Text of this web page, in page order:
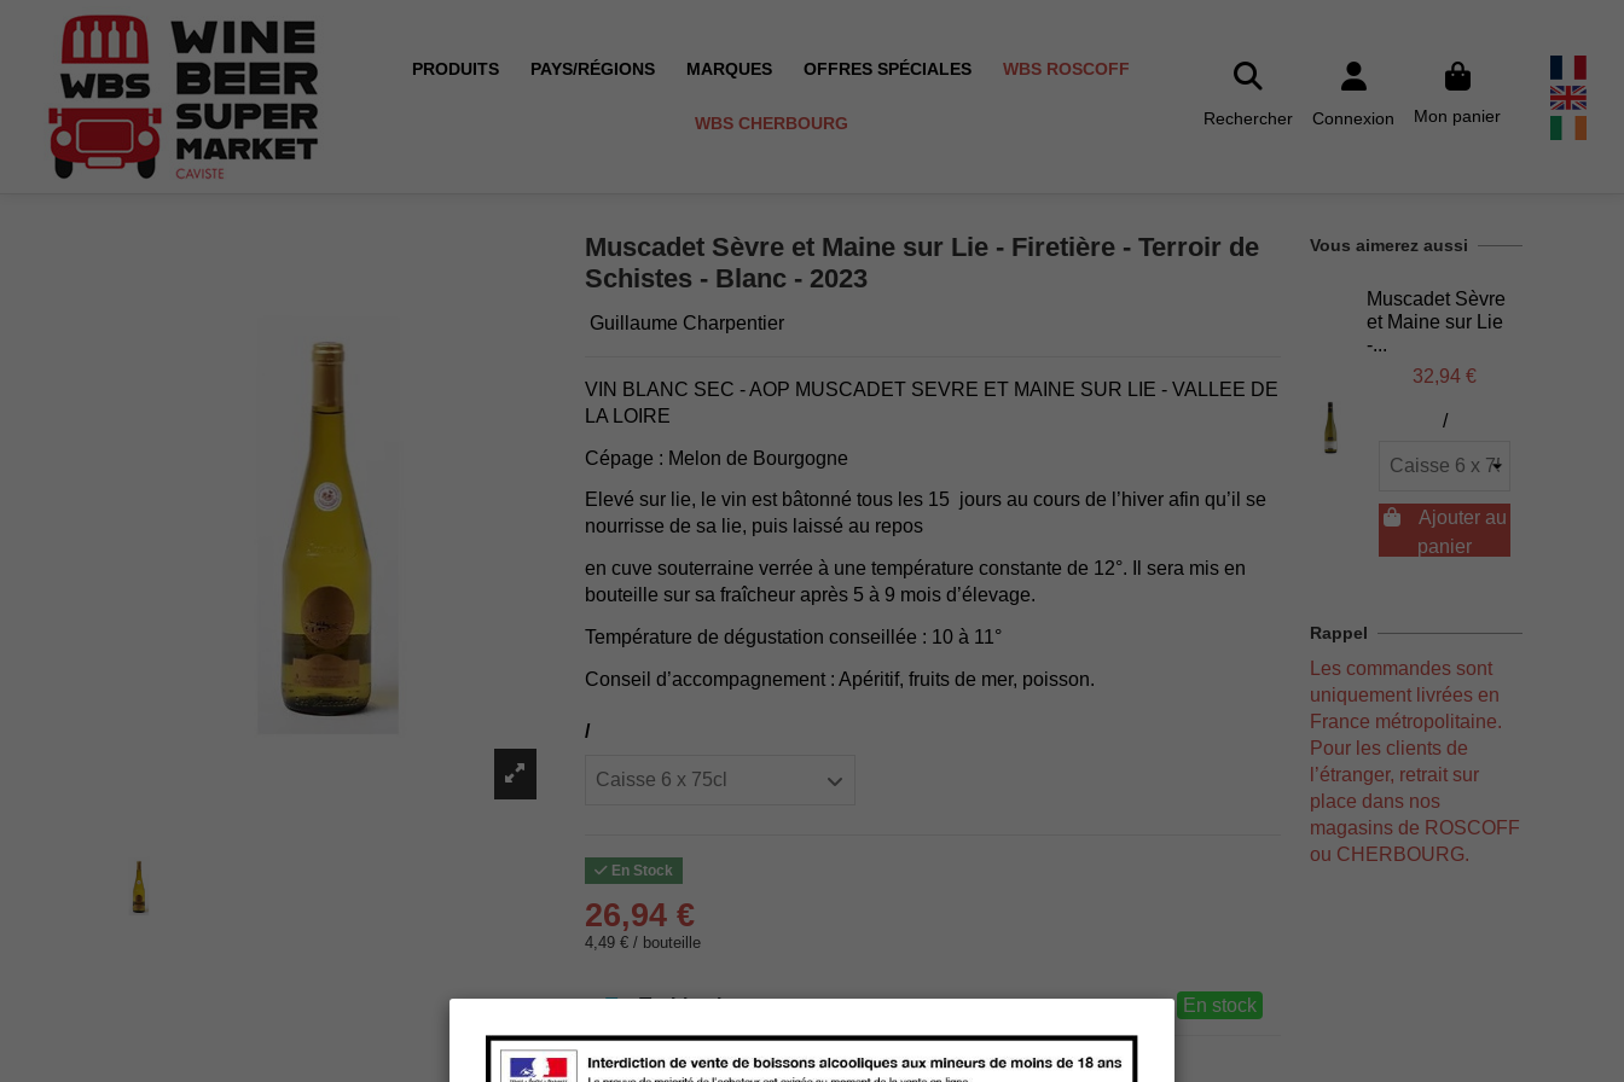
PRODUITS PAYS/RÉGIONS MARQUES OFFRES SPÉCIALES WBS ROSCOFF
WBS CHERBOURG Rechercher Connexion Mon panier
Muscadet Sèvre et Maine sur Lie - Firetière - Terroir de
Schistes - Blanc - 2023
Guillaume Charpentier
VIN BLANC SEC - AOP MUSCADET SEVRE ET MAINE SUR LIE - VALLEE DE
LA LOIRE
Cépage : Melon de Bourgogne
Elevé sur lie, le vin est bâtonné tous les 15 jours au cours de l’hiver afin qu’il se
nourrisse de sa lie, puis laissé au repos
en cuve souterraine verrée à une température constante de 12°. Il sera mis en
bouteille sur sa fraîcheur après 5 à 9 mois d’élevage.
Température de dégustation conseillée : 10 à 11°
Conseil d’accompagnement : Apéritif, fruits de mer, poisson.
/
En Stock
26,94 €
4,49 € / bouteille
Livraison : En stock
store Retrait en magasin
Vous aimerez aussi
Muscadet Sèvre
et Maine sur Lie
-...
32,94 €
/
Ajouter au
panier
Rappel
Les commandes sont
uniquement livrées en
France métropolitaine.
Pour les clients de
l’étranger, retrait sur
place dans nos
magasins de ROSCOFF
ou CHERBOURG.